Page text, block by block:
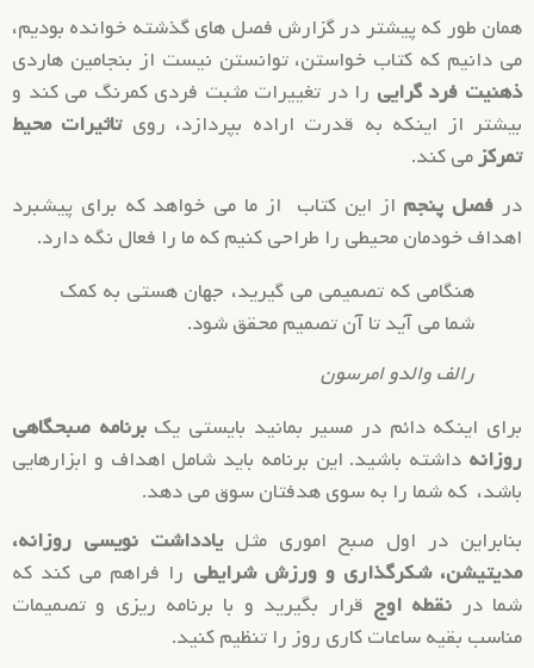
همان طور که پیشتر در گزارش فصل های گذشته خوانده بودیم،
می دانیم که کتاب خواستن، توانستن نیست از بنجامین هاردی
ذهنیت فرد گرایی را در تغییرات مثبت فردی کمرنگ می کند و
بیشتر از اینکه به قدرت اراده بپردازد، رویتاثیرات محیط
تمرکزمی کند.
در فصل پنجم از این کتاب از ما می خواهد که برای پیشبرد
اهداف خودمان محیطی را طراحی کنیم که ما را فعال نگه دارد.
هنگامی که تصمیمی می گیرید، جهان هستی به کمک
شما می آید تا آن تصمیم محقق شود.
رالف والدو امرسون
برای اینکه دائم در مسیر بمانید بایستی یک برنامه صبحگاهی
روزانه داشته باشید. این برنامه باید شامل اهداف و ابزارهایی
باشد، که شما را به سوی هدفتان سوق می دهد.
بنابراین در اول صبح اموری مثل یادداشت نویسی روزانه،
مدیتیشن، شکرگذاری و ورزش شرایطی را فراهم می کند که
شما در نقطه اوج قرار بگیرید و با برنامه ریزی و تصمیمات
مناسب بقیه ساعات کاری روز را تنظیم کنید.